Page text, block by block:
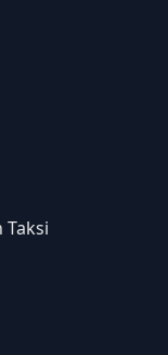
Taksi